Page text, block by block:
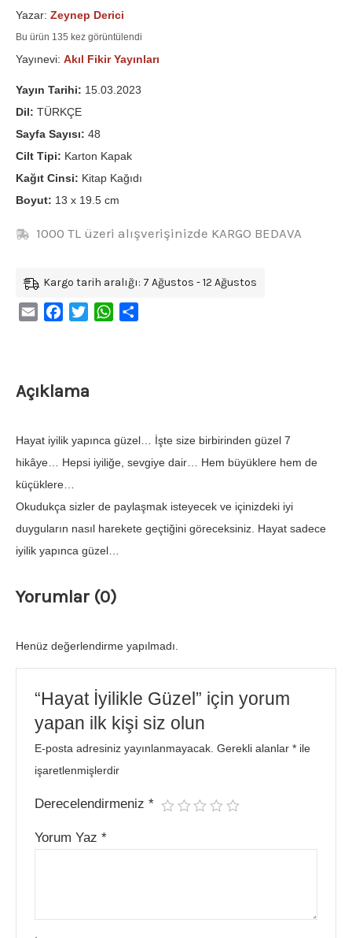
Yazar: Zeynep Derici
Bu ürün 135 kez görüntülendi
Yayınevi: Akıl Fikir Yayınları
Yayın Tarihi: 15.03.2023
Dil: TÜRKÇE
Sayfa Sayısı: 48
Cilt Tipi: Karton Kapak
Kağıt Cinsi: Kitap Kağıdı
Boyut: 13 x 19.5 cm
1000 TL üzeri alışverişinizde KARGO BEDAVA
Kargo tarih aralığı: 7 Ağustos - 12 Ağustos
Email FacebookTwitterWhatsApp
Açıklama
Hayat iyilik yapınca güzel… İşte size birbirinden güzel 7
hikâye… Hepsi iyiliğe, sevgiye dair… Hem büyüklere hem de
küçüklere…
Okudukça sizler de paylaşmak isteyecek ve içinizdeki iyi
duyguların nasıl harekete geçtiğini göreceksiniz. Hayat sadece
iyilik yapınca güzel…
Yorumlar (0)
Henüz değerlendirme yapılmadı.
“Hayat İyilikle Güzel” için yorum
yapan ilk kişi siz olun
E-posta adresiniz yayınlanmayacak. Gerekli alanlar* ile
işaretlenmişlerdir
Derecelendirmeniz*
Yorum Yaz*